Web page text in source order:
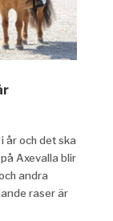
år och det ska
Axevalla blir
andra
raser är